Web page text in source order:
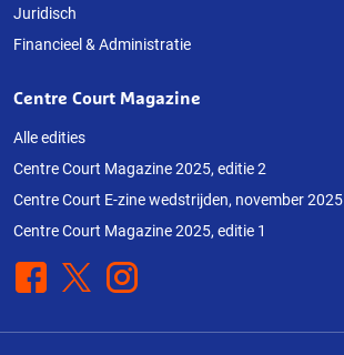
Juridisch
Financieel & Administratie
Centre Court Magazine
Alle edities
Centre Court Magazine 2025, editie 2
Centre Court E-zine wedstrijden, november 2025
Centre Court Magazine 2025, editie 1
Facebook
X Instagram